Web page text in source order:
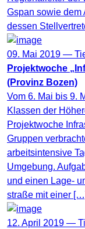
Gspan sowie dem
dessen
09. Mai 2019 —
Projektwoche
(Provinz Bozen)
Vom 6. Mai bis 9.
Klassen der
Projektwoche
Gruppen
arbeitsintensive
Umgebung.
und einen Lage-
straße mit einer
12. April 2019 —